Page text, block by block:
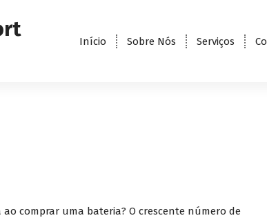
Início Sobre Nós Serviços
comprar uma bateria? O crescente número de